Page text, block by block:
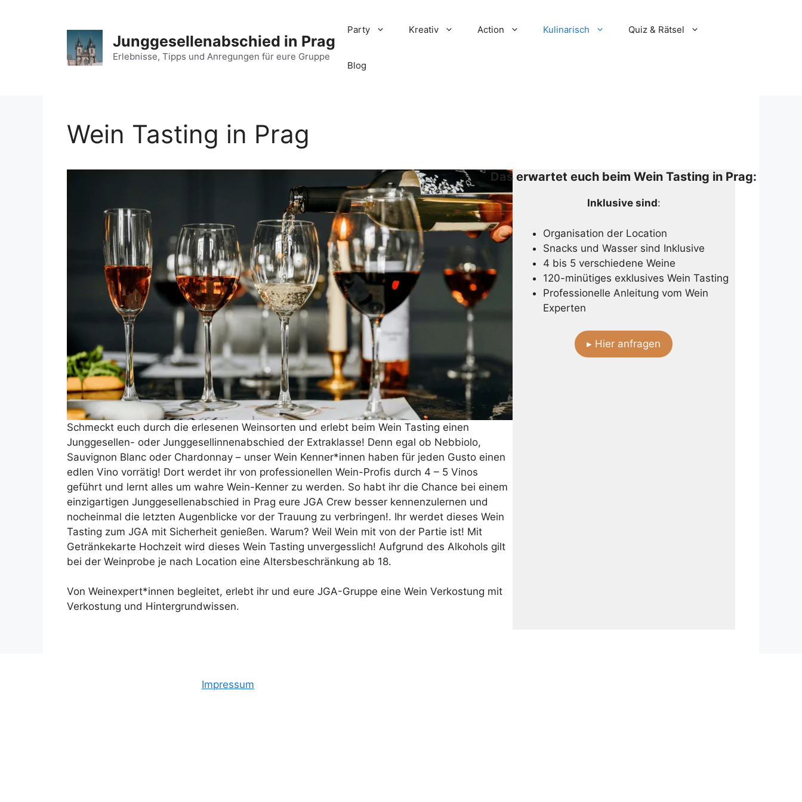
Junggesellenabschied in Prag
Erlebnisse, Tipps und Anregungen für eure Gruppe
Party Kreativ Action Kulinarisch Quiz & Rätsel
Blog
Wein Tasting in Prag
Schmeckt euch durch die erlesenen Weinsorten und erlebt beim Wein Tasting einen
Junggesellen- oder Junggesellinnenabschied der Extraklasse! Denn egal ob Nebbiolo,
Sauvignon Blanc oder Chardonnay – unser Wein Kenner*innen haben für jeden Gusto einen
edlen Vino vorrätig! Dort werdet ihr von professionellen Wein-Profis durch 4 – 5 Vinos
geführt und lernt alles um wahre Wein-Kenner zu werden. So habt ihr die Chance bei einem
einzigartigen Junggesellenabschied in Prag eure JGA Crew besser kennenzulernen und
nocheinmal die letzten Augenblicke vor der Trauung zu verbringen!. Ihr werdet dieses Wein
Tasting zum JGA mit Sicherheit genießen. Warum? Weil Wein mit von der Partie ist! Mit
Getränkekarte Hochzeit wird dieses Wein Tasting unvergesslich! Aufgrund des Alkohols gilt
bei der Weinprobe je nach Location eine Altersbeschränkung ab 18.
Von Weinexpert*innen begleitet, erlebt ihr und eure JGA-Gruppe eine Wein Verkostung mit
Verkostung und Hintergrundwissen.
Das erwartet euch beim Wein Tasting in Prag:
Inklusive sind:
Organisation der Location
Snacks und Wasser sind Inklusive
4 bis 5 verschiedene Weine
120-minütiges exklusives Wein Tasting
Professionelle Anleitung vom Wein
Experten
▸ Hier anfragen
Impressum